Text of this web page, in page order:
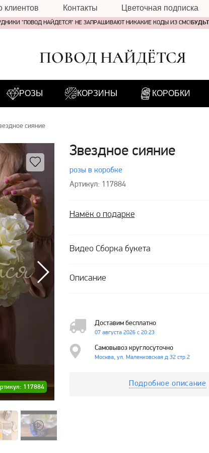
клиентов Контакты Цветочная подписка
"ПОВОД НАЙДЕТСЯ" НЕ ЗАПРАШИВАЮТ НИКАКИЕ КОДЫ ИЗ СМС!
ПОВОД НАЙДЁТСЯ
РОЗЫ КОРЗИНЫ КОРОБКИ
сияние
117884
Звездное сияние
розы в коробке
Артикул: 117884
Намёк о подарке
Видео Сборка букета
Описание
Доставим бесплатно
07 августа 2026 с 20:23
Самовывоз круглосуточно
Москва, ул. Маленковская д.32 стр.2
Подробное описание